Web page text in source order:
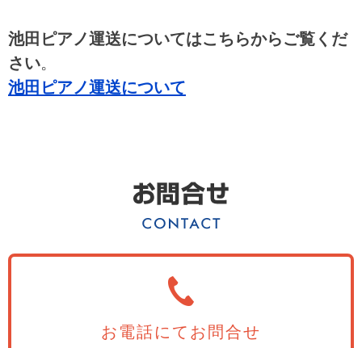
池田ピアノ運送についてはこちらからご覧くだ
さい。
池田ピアノ運送について
お電話にてお問合せ